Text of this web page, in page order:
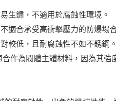
生鏽，不適用於腐蝕性環境。
適合承受高衝擊壓力的防爆場
較低，且耐腐蝕性不如不銹鋼。
作為閥體主體材料，因為其強